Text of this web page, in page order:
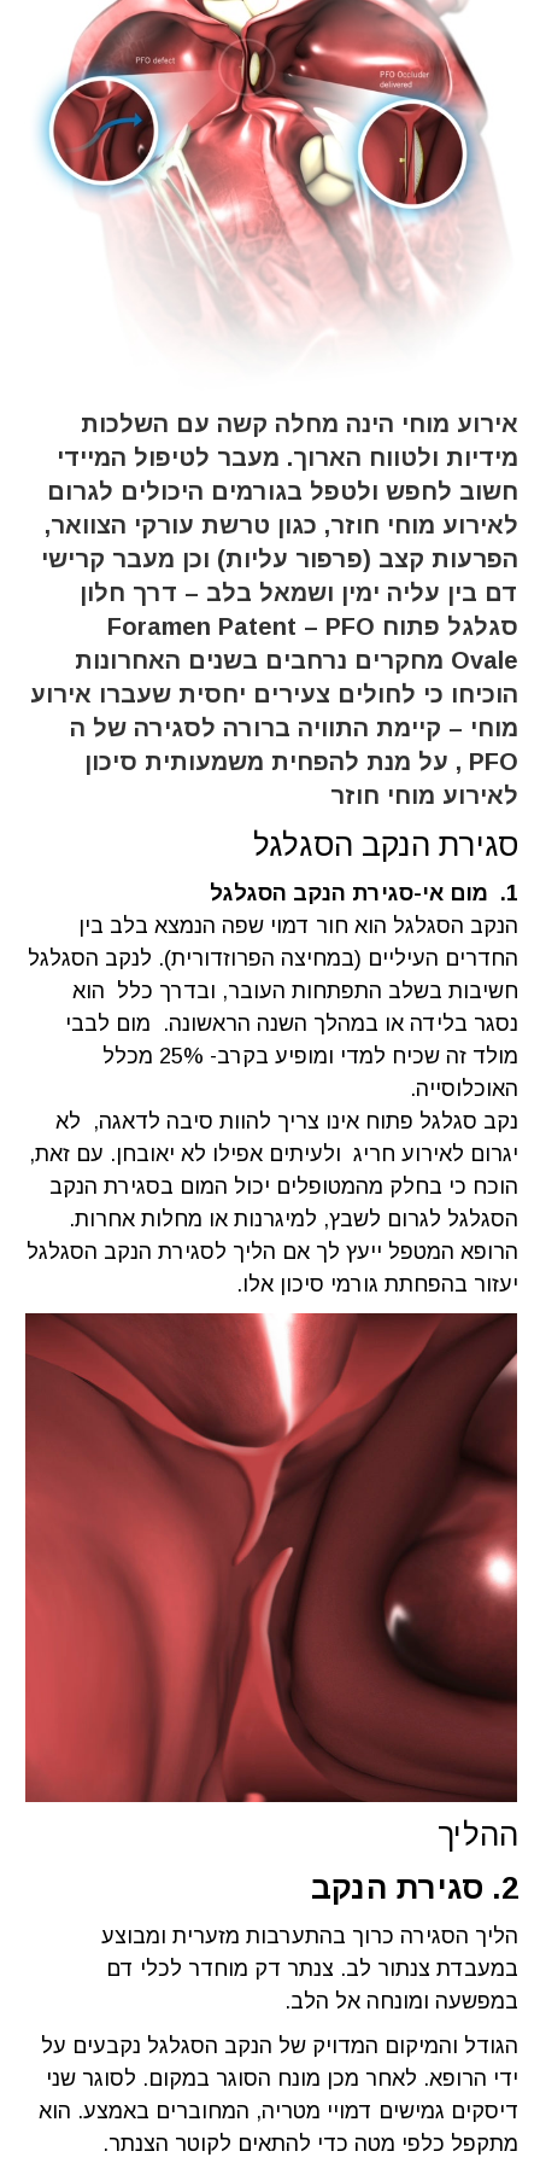
אירוע מוחי הינה מחלה קשה עם השלכות
מידיות ולטווח הארוך. מעבר לטיפול המיידי
חשוב לחפש ולטפל בגורמים היכולים לגרום
לאירוע מוחי חוזר, כגון טרשת עורקי הצוואר,
הפרעות קצב (פרפור עליות) וכן מעבר קרישי
דם בין עליה ימין ושמאל בלב – דרך חלון
סגלגל פתוח PFO
–
Patent
Foramen
Ovale מחקרים נרחבים בשנים האחרונות
הוכיחו כי לחולים צעירים יחסית שעברו אירוע
מוחי – קיימת התוויה ברורה לסגירה של ה
PFO , על מנת להפחית משמעותית סיכון
לאירוע מוחי חוזר
סגירת הנקב הסגלגל
1. מום אי-סגירת הנקב הסגלגל
הנקב הסגלגל הוא חור דמוי שפה הנמצא בלב בין
החדרים העיליים (במחיצה הפרוזדורית). לנקב הסגלגל
חשיבות בשלב התפתחות העובר, ובדרך כלל הוא
נסגר בלידה או במהלך השנה הראשונה. מום לבבי
מולד זה שכיח למדי ומופיע בקרב- 25% מכלל
האוכלוסייה.
נקב סגלגל פתוח אינו צריך להוות סיבה לדאגה, לא
יגרום לאירוע חריג ולעיתים אפילו לא יאובחן. עם זאת,
הוכח כי בחלק מהמטופלים יכול המום בסגירת הנקב
הסגלגל לגרום לשבץ, למיגרנות או מחלות אחרות.
הרופא המטפל ייעץ לך אם הליך לסגירת הנקב הסגלגל
יעזור בהפחתת גורמי סיכון אלו.
ההליך
2. סגירת הנקב
הליך הסגירה כרוך בהתערבות מזערית ומבוצע
במעבדת צנתור לב. צנתר דק מוחדר לכלי דם
במפשעה ומונחה אל הלב.
הגודל והמיקום המדויק של הנקב הסגלגל נקבעים על
ידי הרופא. לאחר מכן מונח הסוגר במקום. לסוגר שני
דיסקים גמישים דמויי מטריה, המחוברים באמצע. הוא
מתקפל כלפי מטה כדי להתאים לקוטר הצנתר.